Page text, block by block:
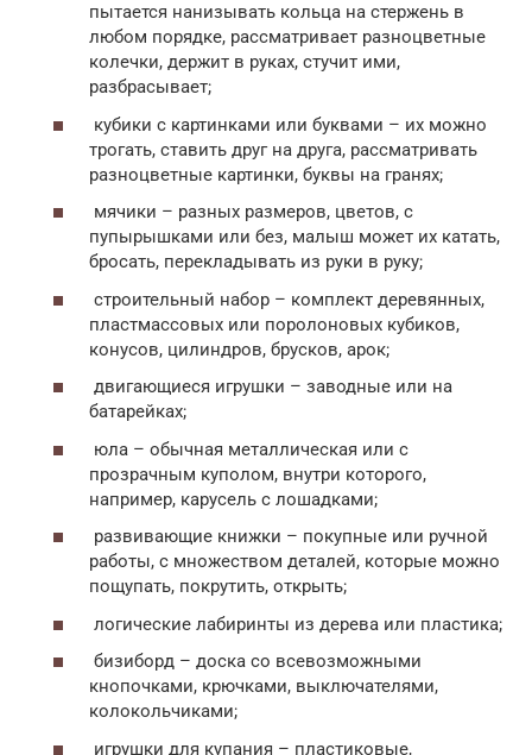
пытается нанизывать кольца на стержень в
любом порядке, рассматривает разноцветные
колечки, держит в руках, стучит ими,
разбрасывает;
кубики с картинками или буквами – их можно
трогать, ставить друг на друга, рассматривать
разноцветные картинки, буквы на гранях;
мячики – разных размеров, цветов, с
пупырышками или без, малыш может их катать,
бросать, перекладывать из руки в руку;
строительный набор – комплект деревянных,
пластмассовых или поролоновых кубиков,
конусов, цилиндров, брусков, арок;
двигающиеся игрушки – заводные или на
батарейках;
юла – обычная металлическая или с
прозрачным куполом, внутри которого,
например, карусель с лошадками;
развивающие книжки – покупные или ручной
работы, с множеством деталей, которые можно
пощупать, покрутить, открыть;
логические лабиринты из дерева или пластика;
бизиборд – доска со всевозможными
кнопочками, крючками, выключателями,
колокольчиками;
игрушки для купания – пластиковые,